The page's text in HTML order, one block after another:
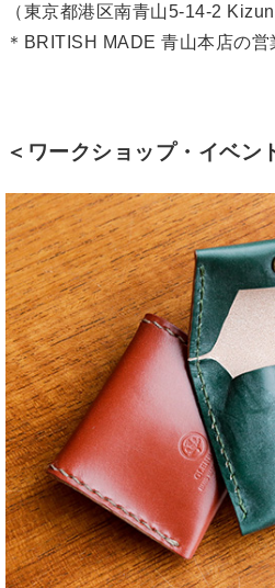
（東京都港区南青山5-14-2
＊BRITISH MADE 青山本店の
＜ワークショップ・イベン